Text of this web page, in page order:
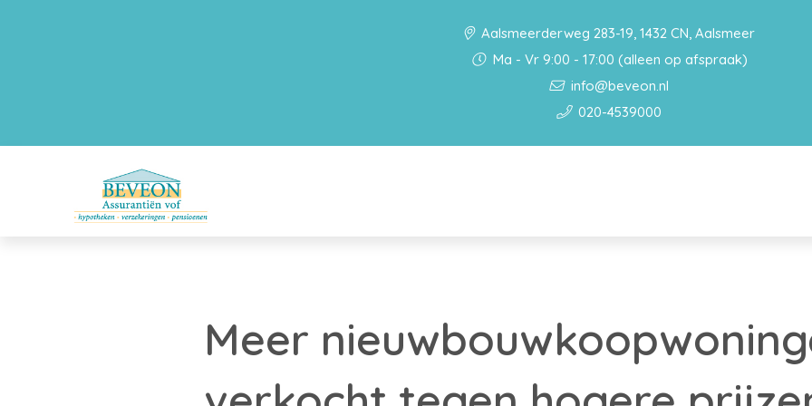
Aalsmeerderweg 283-19, 1432 CN, Aalsmeer
Ma - Vr 9:00 - 17:00 (alleen op afspraak)
info@beveon.nl
020-4539000
Meer